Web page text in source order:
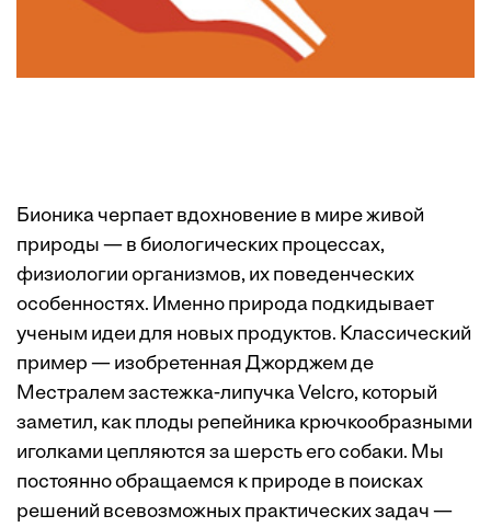
Бионика черпает вдохновение в мире живой
природы — в биологических процессах,
физиологии организмов, их поведенческих
особенностях. Именно природа подкидывает
ученым идеи для новых продуктов. Классический
пример — изобретенная Джорджем де
Местралем застежка-липучка Velcro, который
заметил, как плоды репейника крючкообразными
иголками цепляются за шерсть его собаки. Мы
постоянно обращаемся к природе в поисках
решений всевозможных практических задач —